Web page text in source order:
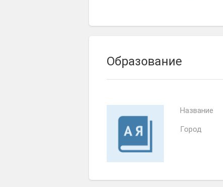
Образование
Название
Город